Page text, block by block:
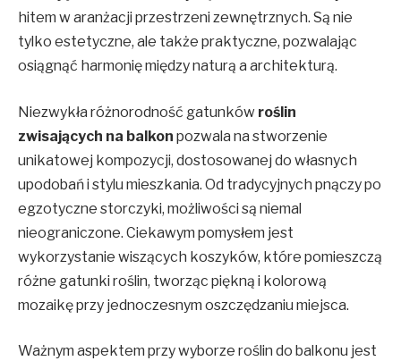
hitem w aranżacji przestrzeni zewnętrznych. Są nie
tylko estetyczne, ale także praktyczne, pozwalając
osiągnąć harmonię między naturą a architekturą.
Niezwykła różnorodność gatunków roślin
zwisających na balkon pozwala na stworzenie
unikatowej kompozycji, dostosowanej do własnych
upodobań i stylu mieszkania. Od tradycyjnych pnączy po
egzotyczne storczyki, możliwości są niemal
nieograniczone. Ciekawym pomysłem jest
wykorzystanie wiszących koszyków, które pomieszczą
różne gatunki roślin, tworząc piękną i kolorową
mozaikę przy jednoczesnym oszczędzaniu miejsca.
Ważnym aspektem przy wyborze roślin do balkonu jest